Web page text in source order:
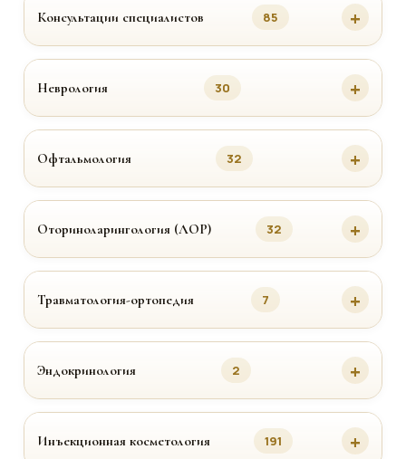
Консультации специалистов 85
Неврология 30
Офтальмология 32
Оториноларингология (ЛОР) 32
Травматология-ортопедия 7
Эндокринология 2
Инъекционная косметология 191